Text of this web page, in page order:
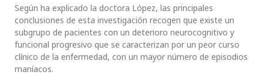
Según ha explicado la doctora López, las principales
conclusiones de esta investigación recogen que existe un
subgrupo de pacientes con un deterioro neurocognitivo y
funcional progresivo que se caracterizan por un peor curso
clínico de la enfermedad, con un mayor número de episodios
maníacos.